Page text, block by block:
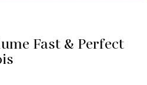
Fast & Perfect